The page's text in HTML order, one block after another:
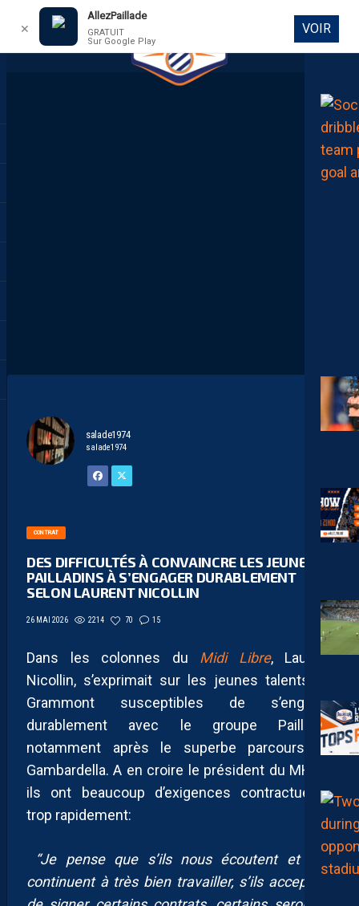
DIRECT
salade1974
salade1974
CONTRAT
DES DIFFICULTÉS À CONVAINCRE LES JEUNES
PAILLADINS À S’ENGAGER DURABLEMENT
SELON LAURENT NICOLLIN
26 MAI 2026 2214 70 15
Dans les colonnes du Midi Libre, Laurent
Nicollin, s’exprimait sur les jeunes talents de
Grammont susceptibles de s’engager
durablement avec le groupe Pailladin,
notamment après le superbe parcours en
Gambardella. A en croire le président du MHSC,
ils ont beaucoup d’exigences contractuelles
trop rapidement:
“Je pense que s’ils nous écoutent et s’ils
continuent à très bien travailler, s’ils acceptent
✕
AllezPaillade
GRATUIT
Sur Google Play
VOIR